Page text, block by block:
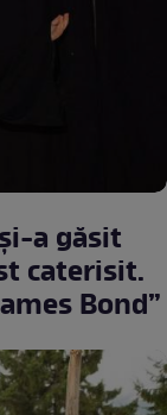
a găsit
caterisit.
Bond”